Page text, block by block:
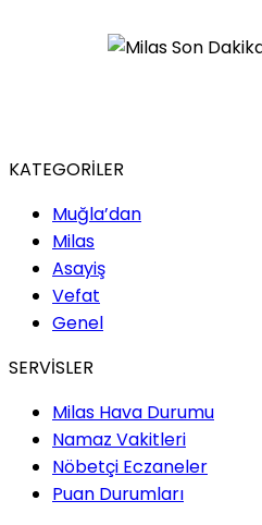
KATEGORİLER
Muğla’dan
Milas
Asayiş
Vefat
Genel
SERVİSLER
Milas Hava Durumu
Namaz Vakitleri
Nöbetçi Eczaneler
Puan Durumları